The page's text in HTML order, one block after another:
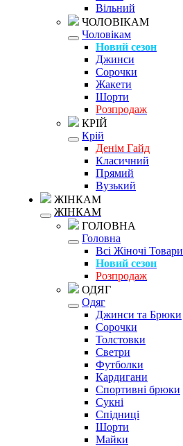
Вільний
ЧОЛОВІКАМ
Чоловікам
Новий сезон
Джинси
Сорочки
Жакети
Шорти
Розпродаж
КРІЙ
Крій
Денім Гайд
Класичний
Прямий
Вузький
ЖІНКАМ
ЖІНКАМ
ГОЛОВНА
Головна
Всі Жіночі Товари
Новий сезон
Розпродаж
ОДЯГ
Одяг
Джинси та Брюки
Сорочки
Толстовки
Светри
Футболки
Кардигани
Спортивні брюки
Сукні
Спідниці
Шорти
Майки